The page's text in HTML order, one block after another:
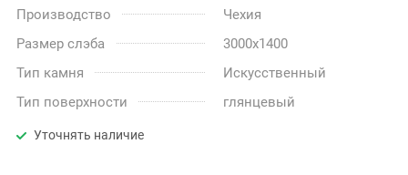
Производство
Чехия
Размер слэба
3000x1400
Тип камня
Искусственный
Тип поверхности
глянцевый
Уточнять наличие